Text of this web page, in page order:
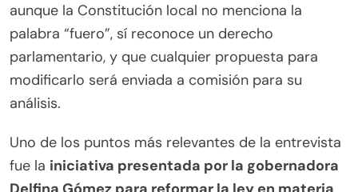
aunque la Constitución local no menciona la
palabra “fuero”, sí reconoce un derecho
parlamentario, y que cualquier propuesta para
modificarlo será enviada a comisión para su
análisis.
Uno de los puntos más relevantes de la entrevista
fue la iniciativa presentada por la gobernadora